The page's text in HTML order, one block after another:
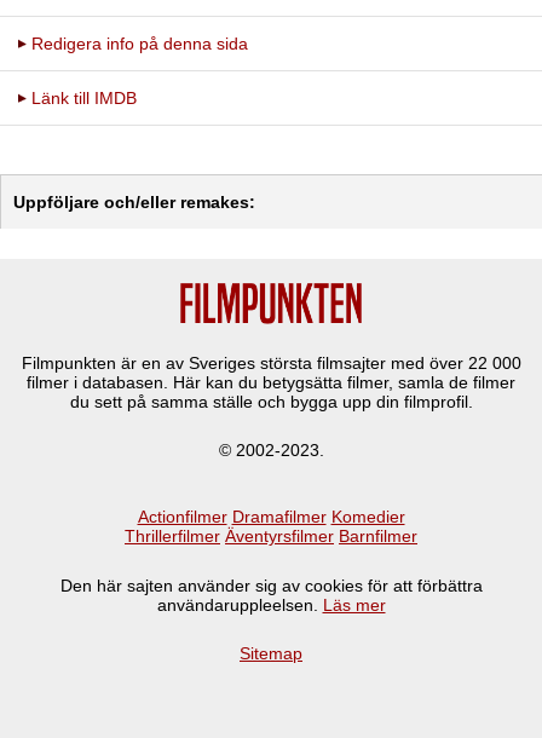
Redigera info på denna sida
Länk till IMDB
Uppföljare och/eller remakes:
Filmpunkten är en av Sveriges största filmsajter med över 22 000
filmer i databasen. Här kan du betygsätta filmer, samla de filmer
du sett på samma ställe och bygga upp din filmprofil.
© 2002-2023.
Actionfilmer Dramafilmer Komedier
Thrillerfilmer Äventyrsfilmer Barnfilmer
Den här sajten använder sig av cookies för att förbättra
användaruppleelsen. Läs mer
Sitemap